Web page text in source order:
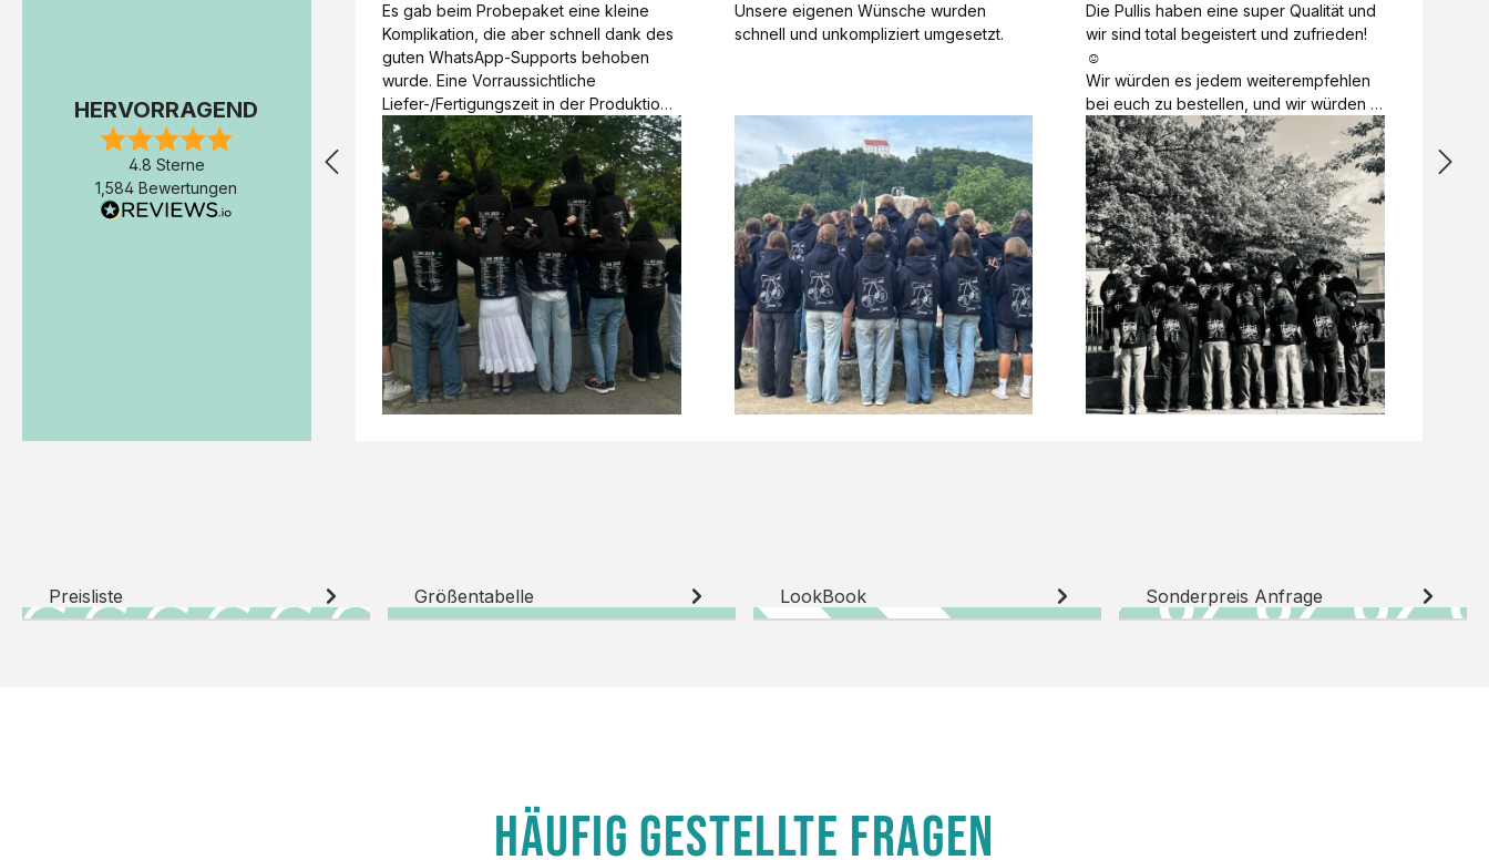
HERVORRAGEND
4.8 Sterne
1,584 Bewertungen
Es gab beim Probepaket eine kleine
Komplikation, die aber schnell dank des
guten WhatsApp-Supports behoben
wurde. Eine Vorraussichtliche
Liefer-/Fertigungszeit in der Produktion
wäre hilfreich. Die Produktion dauerte 7
Werktage (inkl. Samstage und ohne
Express-Produktion), die Lieferung
erfolgte schon am Tag nach der
Fertigstellung der Produktion.
Unsere eigenen Wünsche wurden
schnell und unkompliziert umgesetzt.
Die Pullis haben eine super Qualität und
wir sind total begeistert und zufrieden!
☺️
Wir würden es jedem weiterempfehlen
bei euch zu bestellen, und wir würden
es auch sofort nochmal tun!
Vielen Dank für alles 😊
Preisliste Größentabelle LookBook Sonderpreis Anfrage
HÄUFIG GESTELLTE FRAGEN